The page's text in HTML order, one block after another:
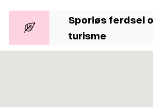
Sporløs ferdsel
turisme